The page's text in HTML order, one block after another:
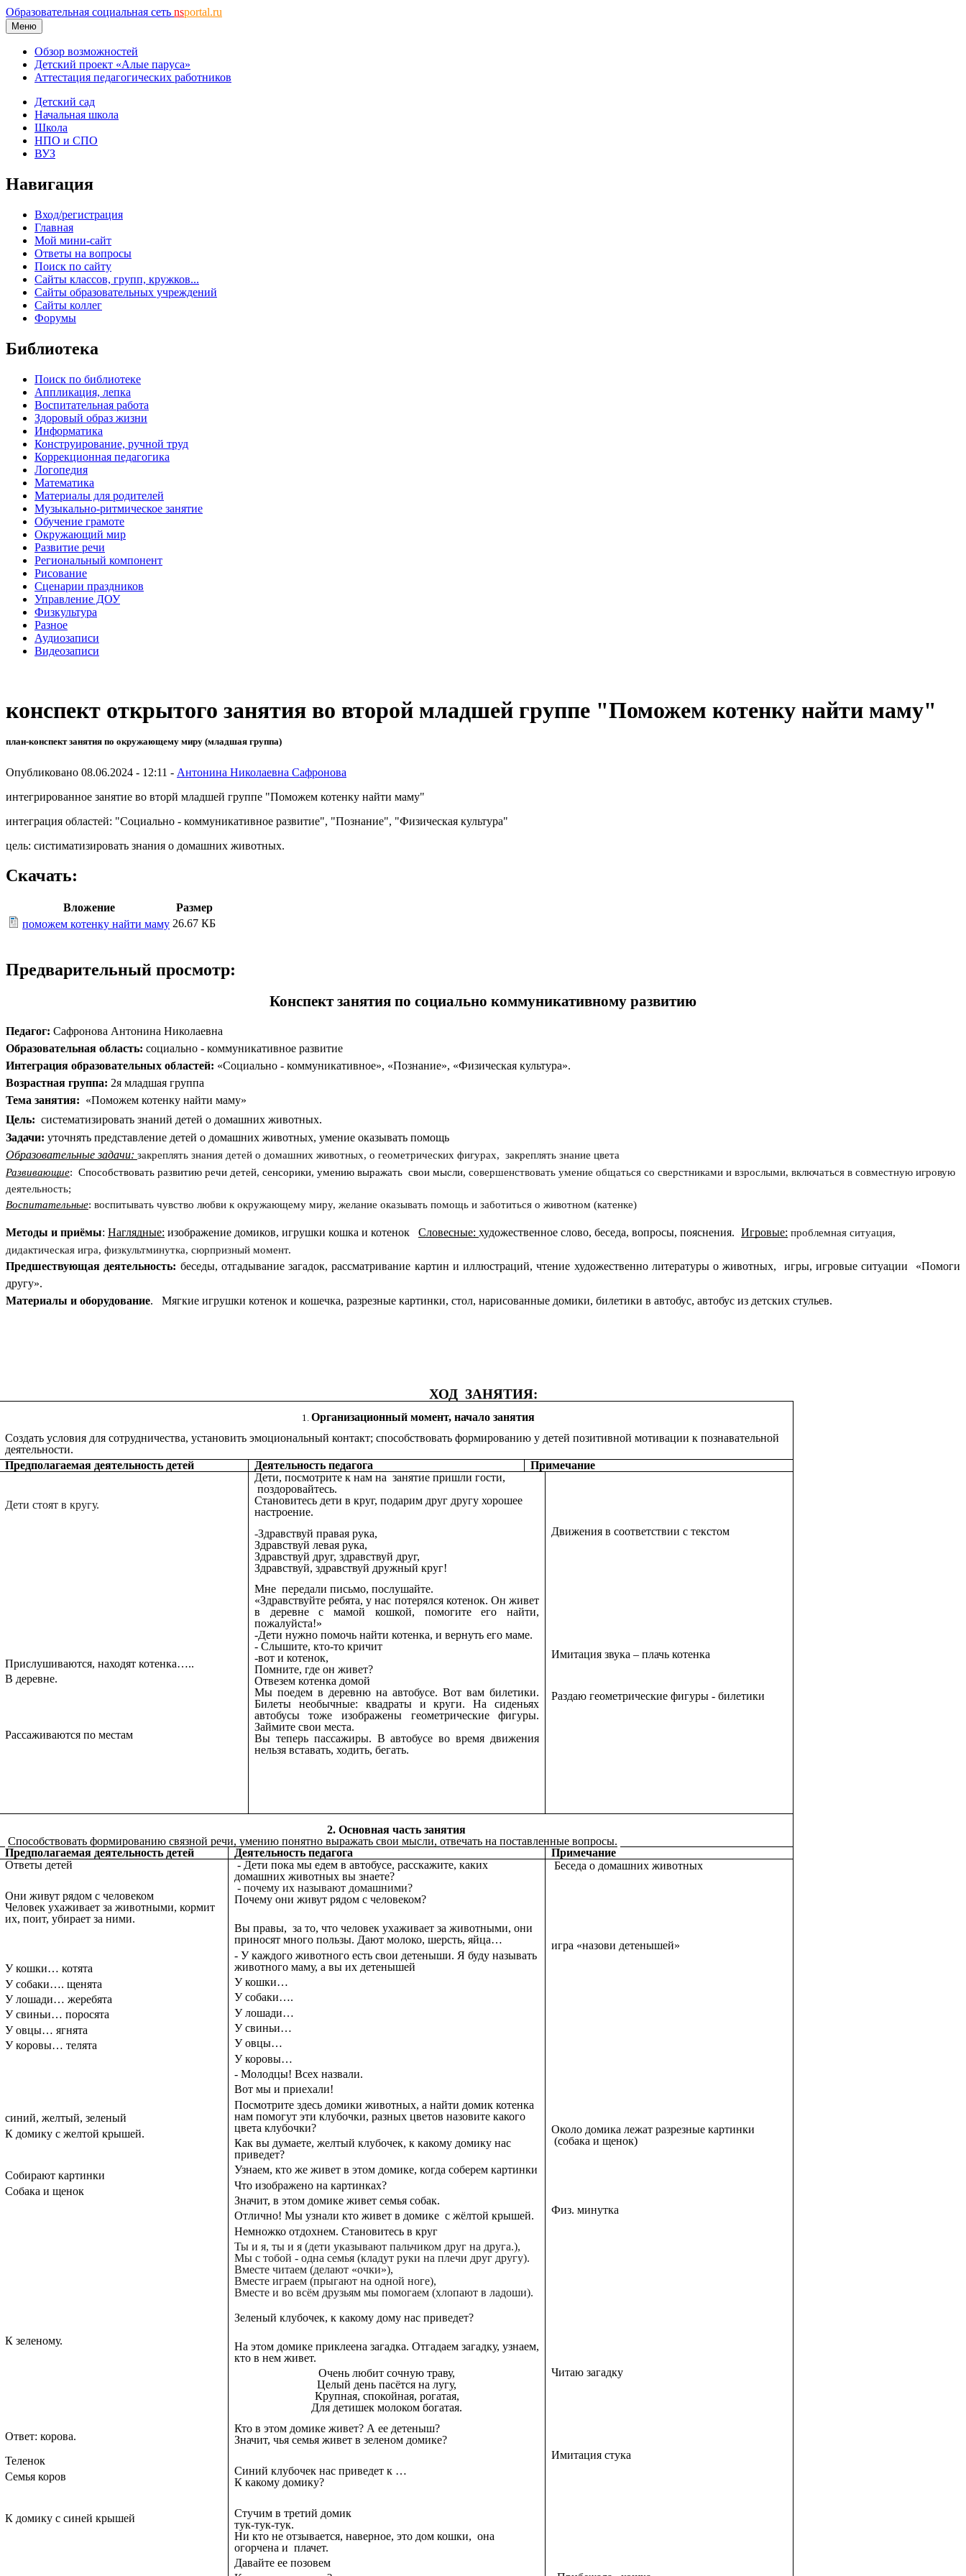
Образовательная социальная сеть nsportal.ru
Меню
Обзор возможностей
Детский проект «Алые паруса»
Аттестация педагогических работников
Детский сад
Начальная школа
Школа
НПО и СПО
ВУЗ
Навигация
Вход/регистрация
Главная
Мой мини-сайт
Ответы на вопросы
Поиск по сайту
Сайты классов, групп, кружков...
Сайты образовательных учреждений
Сайты коллег
Форумы
Библиотека
Поиск по библиотеке
Аппликация, лепка
Воспитательная работа
Здоровый образ жизни
Информатика
Конструирование, ручной труд
Коррекционная педагогика
Логопедия
Математика
Материалы для родителей
Музыкально-ритмическое занятие
Обучение грамоте
Окружающий мир
Развитие речи
Региональный компонент
Рисование
Сценарии праздников
Управление ДОУ
Физкультура
Разное
Аудиозаписи
Видеозаписи
конспект открытого занятия во второй младшей группе "Поможем котенку найти маму"
план-конспект занятия по окружающему миру (младшая группа)
Опубликовано 08.06.2024 - 12:11 - Антонина Николаевна Сафронова
интегрированное занятие во вторй младшей группе "Поможем котенку найти маму"
интеграция областей: "Социально - коммуникативное развитие", "Познание", "Физическая культура"
цель: систиматизировать знания о домашних животных.
Скачать:
Вложение
Размер
поможем котенку найти маму 26.67 КБ
Предварительный просмотр:
Конспект занятия по социально коммуникативному развитию
Педагог: Сафронова Антонина Николаевна
Образовательная область: социально - коммуникативное развитие
Интеграция образовательных областей: «Социально - коммуникативное», «Познание», «Физическая культура».
Возрастная группа: 2я младшая группа
Тема занятия: «Поможем котенку найти маму»
Цель: систематизировать знаний детей о домашних животных.
Задачи: уточнять представление детей о домашних животных, умение оказывать помощь
Образовательные задачи: закреплять знания детей о домашних животных, о геометрических фигурах, закреплять знание цвета
Развивающие: Способствовать развитию речи детей, сенсорики, умению выражать свои мысли, совершенствовать умение общаться со сверстниками и взрослыми, включаться в совместную игровую
деятельность;
Воспитательные: воспитывать чувство любви к окружающему миру, желание оказывать помощь и заботиться о животном (катенке)
Методы и приёмы: Наглядные: изображение домиков, игрушки кошка и котенок Словесные: художественное слово, беседа, вопросы, пояснения. Игровые: проблемная ситуация,
дидактическая игра, физкультминутка, сюрпризный момент.
Предшествующая деятельность: беседы, отгадывание загадок, рассматривание картин и иллюстраций, чтение художественно литературы о животных, игры, игровые ситуации «Помоги
другу».
Материалы и оборудование. Мягкие игрушки котенок и кошечка, разрезные картинки, стол, нарисованные домики, билетики в автобус, автобус из детских стульев.
ХОД ЗАНЯТИЯ:
Организационный момент, начало занятия
Создать условия для сотрудничества, установить эмоциональный контакт; способствовать формированию у детей позитивной мотивации к познавательной
деятельности.
Предполагаемая деятельность детей
Деятельность педагога Примечание
Дети стоят в кругу.
Прислушиваются, находят котенка…..
В деревне.
Рассаживаются по местам
Дети, посмотрите к нам на занятие пришли гости,
поздоровайтесь.
Становитесь дети в круг, подарим друг другу хорошее
настроение.
-Здравствуй правая рука,
Здравствуй левая рука,
Здравствуй друг, здравствуй друг,
Здравствуй, здравствуй дружный круг!
Мне передали письмо, послушайте.
«Здравствуйте ребята, у нас потерялся котенок. Он живет
в деревне с мамой кошкой, помогите его найти,
пожалуйста!»
-Дети нужно помочь найти котенка, и вернуть его маме.
- Слышите, кто-то кричит
-вот и котенок,
Помните, где он живет?
Отвезем котенка домой
Мы поедем в деревню на автобусе. Вот вам билетики.
Билеты необычные: квадраты и круги. На сиденьях
автобусы тоже изображены геометрические фигуры.
Займите свои места.
Вы теперь пассажиры. В автобусе во время движения
нельзя вставать, ходить, бегать.
Движения в соответствии с текстом
Имитация звука – плачь котенка
Раздаю геометрические фигуры - билетики
2. Основная часть занятия
Способствовать формированию связной речи, умению понятно выражать свои мысли, отвечать на поставленные вопросы.
Предполагаемая деятельность детей
Деятельность педагога
Примечание
Ответы детей
Они живут рядом с человеком
Человек ухаживает за животными, кормит
их, поит, убирает за ними.
У кошки… котята
У собаки…. щенята
У лошади… жеребята
У свиньи… поросята
У овцы… ягнята
У коровы… телята
синий, желтый, зеленый
К домику с желтой крышей.
Собирают картинки
Собака и щенок
К зеленому.
Ответ: корова.
Теленок
Семья коров
К домику с синей крышей
- Дети пока мы едем в автобусе, расскажите, каких
домашних животных вы знаете?
- почему их называют домашними?
Почему они живут рядом с человеком?
Вы правы, за то, что человек ухаживает за животными, они
приносят много пользы. Дают молоко, шерсть, яйца…
- У каждого животного есть свои детеныши. Я буду называть
животного маму, а вы их детенышей
У кошки…
У собаки….
У лошади…
У свиньи…
У овцы…
У коровы…
- Молодцы! Всех назвали.
Вот мы и приехали!
Посмотрите здесь домики животных, а найти домик котенка
нам помогут эти клубочки, разных цветов назовите какого
цвета клубочки?
Как вы думаете, желтый клубочек, к какому домику нас
приведет?
Узнаем, кто же живет в этом домике, когда соберем картинки
Что изображено на картинках?
Значит, в этом домике живет семья собак.
Отлично! Мы узнали кто живет в домике с жёлтой крышей.
Немножко отдохнем. Становитесь в круг
Ты и я, ты и я (дети указывают пальчиком друг на друга.),
Мы с тобой - одна семья (кладут руки на плечи друг другу).
Вместе читаем (делают «очки»),
Вместе играем (прыгают на одной ноге),
Вместе и во всём друзьям мы помогаем (хлопают в ладоши).
Зеленый клубочек, к какому дому нас приведет?
На этом домике приклеена загадка. Отгадаем загадку, узнаем,
кто в нем живет.
Очень любит сочную траву,
Целый день пасётся на лугу,
Крупная, спокойная, рогатая,
Для детишек молоком богатая.
Кто в этом домике живет? А ее детеныш?
Значит, чья семья живет в зеленом домике?
Синий клубочек нас приведет к …
К какому домику?
Стучим в третий домик
тук-тук-тук.
Ни кто не отзывается, наверное, это дом кошки, она
огорчена и плачет.
Давайте ее позовем
Беседа о домашних животных
игра «назови детенышей»
Около домика лежат разрезные картинки
(собака и щенок)
Физ. минутка
Читаю загадку
Имитация стука